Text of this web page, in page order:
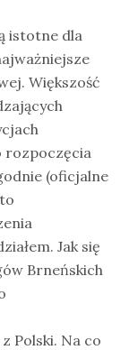
istotne dla
Większość
rozpoczęcia
(oficjalne
Jak się
Brneńskich
Polski. Na co